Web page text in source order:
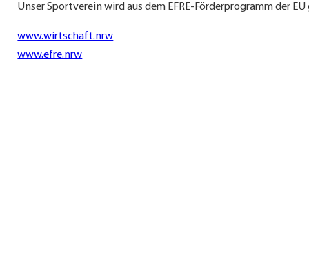
Unser Sportverein wird aus dem EFRE-Förderprogramm der
www.wirtschaft.nrw
www.efre.nrw